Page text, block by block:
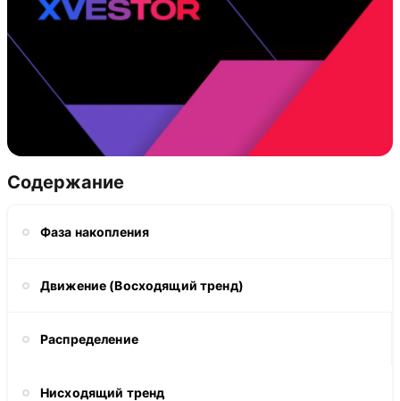
Содержание
Фаза накопления
Движение (Восходящий тренд)
Распределение
Нисходящий тренд